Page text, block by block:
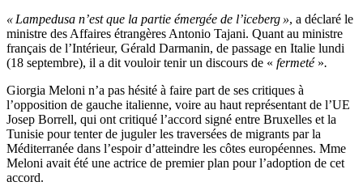
« Lampedusa n’est que la partie émergée de l’iceberg », a déclaré le
ministre des Affaires étrangères Antonio Tajani. Quant au ministre
français de l’Intérieur, Gérald Darmanin, de passage en Italie lundi
(18 septembre), il a dit vouloir tenir un discours de « fermeté».
Giorgia Meloni n’a pas hésité à faire part de ses critiques à
l’opposition de gauche italienne, voire au haut représentant de l’UE
Josep Borrell, qui ont critiqué l’accord signé entre Bruxelles et la
Tunisie pour tenter de juguler les traversées de migrants par la
Méditerranée dans l’espoir d’atteindre les côtes européennes. Mme
Meloni avait été une actrice de premier plan pour l’adoption de cet
accord.